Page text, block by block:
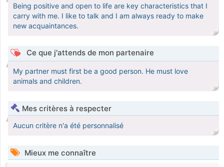
Being positive and open to life are key characteristics that I
carry with me. I like to talk and I am always ready to make
new acquaintances.
Ce que j'attends de mon partenaire
My partner must first be a good person. He must love
animals and children.
Mes critères à respecter
Aucun critère n'a été personnalisé
Mieux me connaître